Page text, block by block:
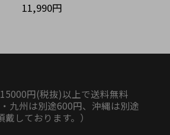
11,990円
円(税抜)以上で送料無料
九州は別途600円、沖縄は別途
しております。）